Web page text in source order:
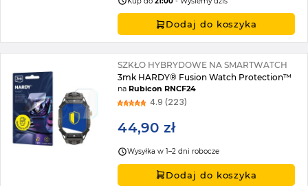
Dodaj do koszyka
SZKŁO HYBRYDOWE NA SMARTWATCH
3mk HARDY® Fusion Watch Protection™
naRubicon RNCF24
4.9 (223)
44,90 zł
Wysyłka w 1–2 dni robocze
Dodaj do koszyka